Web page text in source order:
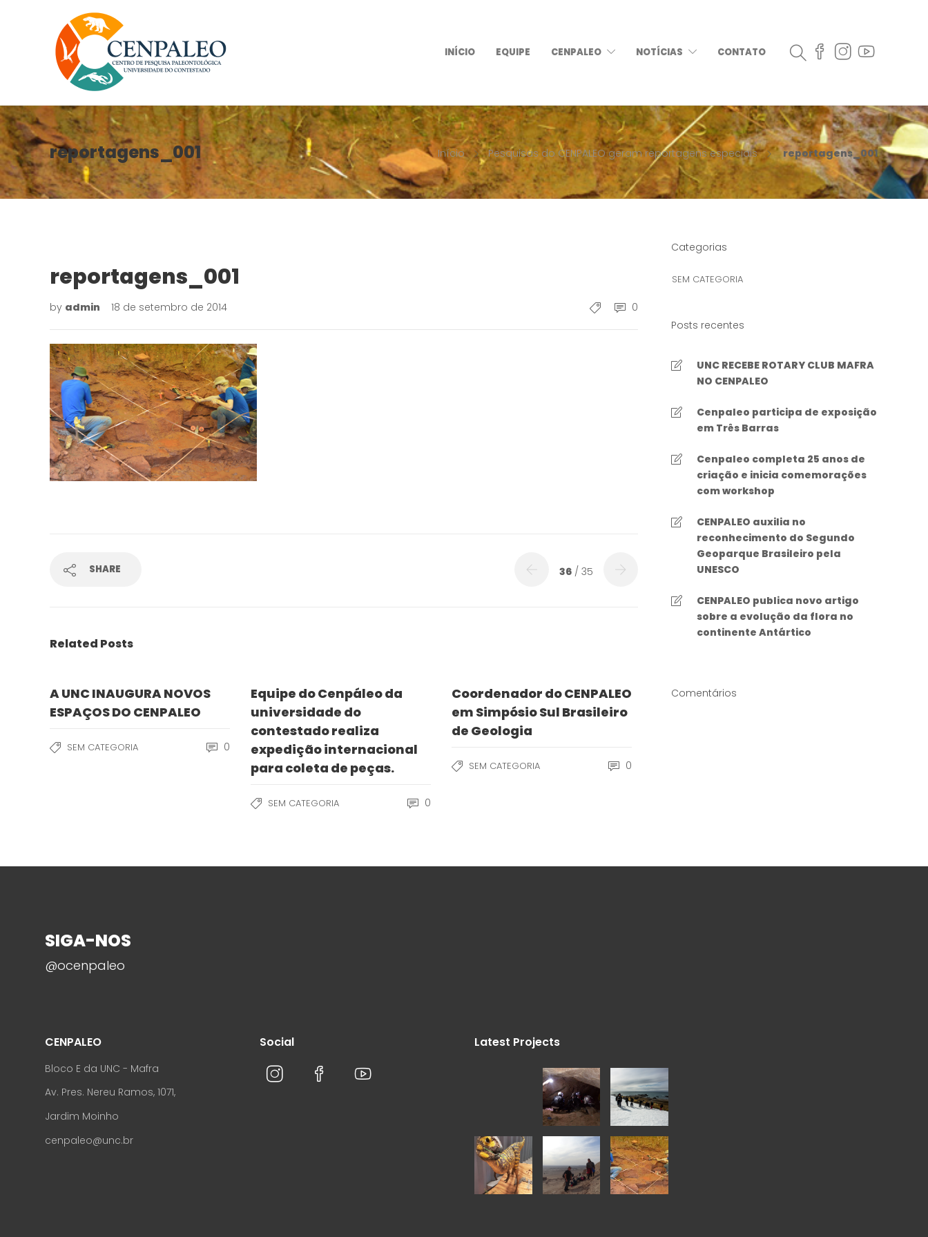
INÍCIO EQUIPE CENPALEO NOTÍCIAS CONTATO
reportagens_001 Início Pesquisas do CENPALEO geram reportagens especiais reportagens_001
reportagens_001
by admin 18 de setembro de 2014 0
SHARE 36 / 35
Related Posts
A UNC INAUGURA NOVOS
ESPAÇOS DO CENPALEO
SEM CATEGORIA 0
Equipe do Cenpáleo da
universidade do
contestado realiza
expedição internacional
para coleta de peças.
SEM CATEGORIA 0
Coordenador do CENPALEO
em Simpósio Sul Brasileiro
de Geologia
SEM CATEGORIA 0
Categorias
SEM CATEGORIA
Posts recentes
UNC RECEBE ROTARY CLUB MAFRA
NO CENPALEO
Cenpaleo participa de exposição
em Três Barras
Cenpaleo completa 25 anos de
criação e inicia comemorações
com workshop
CENPALEO auxilia no
reconhecimento do Segundo
Geoparque Brasileiro pela
UNESCO
CENPALEO publica novo artigo
sobre a evolução da flora no
continente Antártico
Comentários
SIGA-NOS
@ocenpaleo
CENPALEO
Bloco E da UNC - Mafra
Av. Pres. Nereu Ramos, 1071,
Jardim Moinho
cenpaleo@unc.br
Social Latest Projects